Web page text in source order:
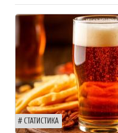
СТАТИСТИКА